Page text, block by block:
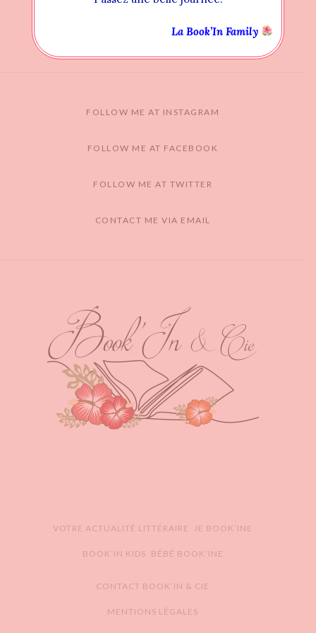
FOLLOW ME AT INSTAGRAM
FOLLOW ME AT FACEBOOK
FOLLOW ME AT TWITTER
CONTACT ME VIA EMAIL
VOTRE ACTUALITÉ LITTÉRAIRE JE BOOK’INE
BOOK’IN KIDS BÉBÉ BOOK’INE
CONTACT BOOK’IN & CIE
MENTIONS LÉGALES
La Book’In Family